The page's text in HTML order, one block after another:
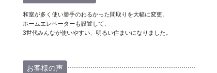
和室が多く使い勝手のわるかった間取りを大幅に変更。
ホームエレベーターも設置して、
3世代みんなが使いやすい、明るい住まいになりました。
お客様の声